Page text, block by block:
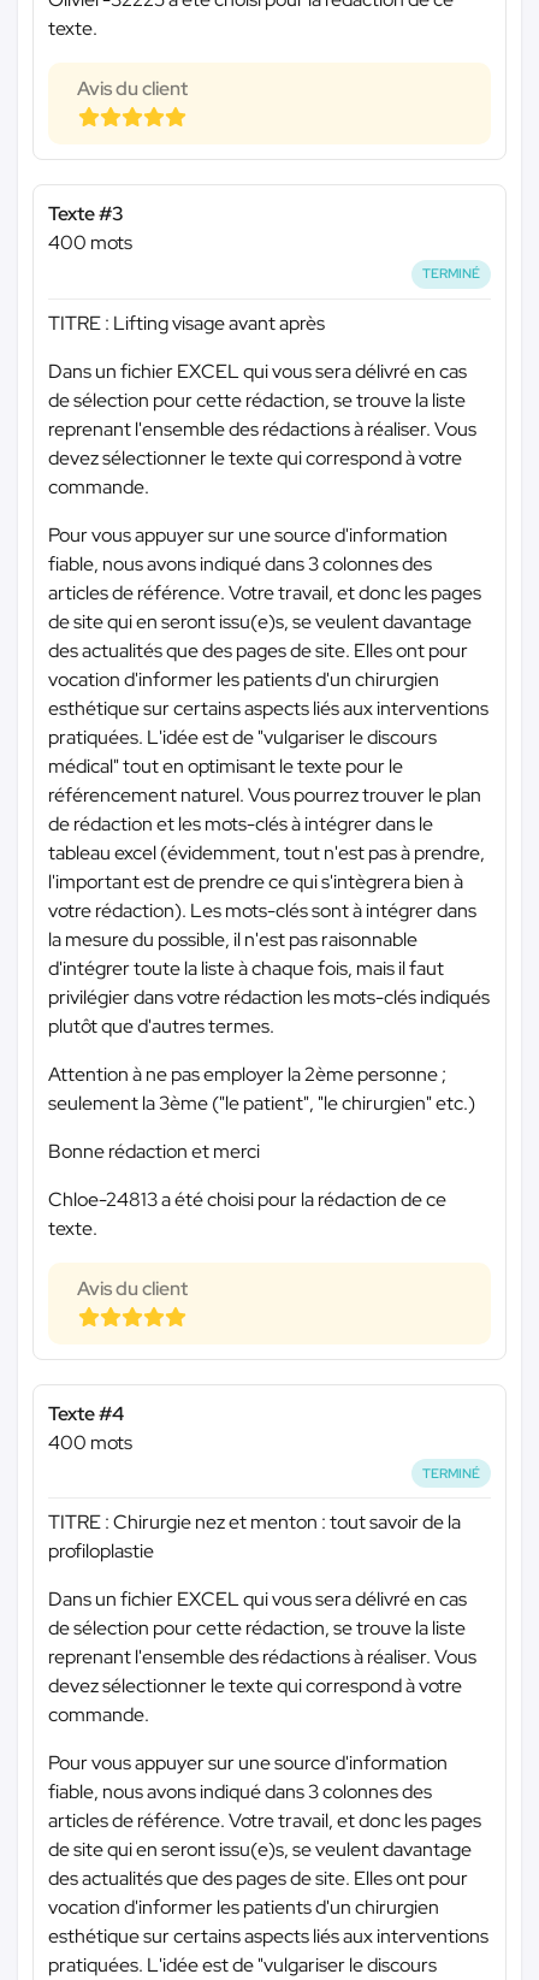
texte.
Avis du client
Texte #3
400 mots
TERMINÉ
TITRE : Lifting visage avant après
Dans un fichier EXCEL qui vous sera délivré en cas
de sélection pour cette rédaction, se trouve la liste
reprenant l'ensemble des rédactions à réaliser. Vous
devez sélectionner le texte qui correspond à votre
commande.
Pour vous appuyer sur une source d'information
fiable, nous avons indiqué dans 3 colonnes des
articles de référence. Votre travail, et donc les pages
de site qui en seront issu(e)s, se veulent davantage
des actualités que des pages de site. Elles ont pour
vocation d'informer les patients d'un chirurgien
esthétique sur certains aspects liés aux interventions
pratiquées. L'idée est de "vulgariser le discours
médical" tout en optimisant le texte pour le
référencement naturel. Vous pourrez trouver le plan
de rédaction et les mots-clés à intégrer dans le
tableau excel (évidemment, tout n'est pas à prendre,
l'important est de prendre ce qui s'intègrera bien à
votre rédaction). Les mots-clés sont à intégrer dans
la mesure du possible, il n'est pas raisonnable
d'intégrer toute la liste à chaque fois, mais il faut
privilégier dans votre rédaction les mots-clés indiqués
plutôt que d'autres termes.
Attention à ne pas employer la 2ème personne ;
seulement la 3ème ("le patient", "le chirurgien" etc.)
Bonne rédaction et merci
Chloe-24813 a été choisi pour la rédaction de ce
texte.
Avis du client
Texte #4
400 mots
TERMINÉ
TITRE : Chirurgie nez et menton : tout savoir de la
profiloplastie
Dans un fichier EXCEL qui vous sera délivré en cas
de sélection pour cette rédaction, se trouve la liste
reprenant l'ensemble des rédactions à réaliser. Vous
devez sélectionner le texte qui correspond à votre
commande.
Pour vous appuyer sur une source d'information
fiable, nous avons indiqué dans 3 colonnes des
articles de référence. Votre travail, et donc les pages
de site qui en seront issu(e)s, se veulent davantage
des actualités que des pages de site. Elles ont pour
vocation d'informer les patients d'un chirurgien
esthétique sur certains aspects liés aux interventions
pratiquées. L'idée est de "vulgariser le discours